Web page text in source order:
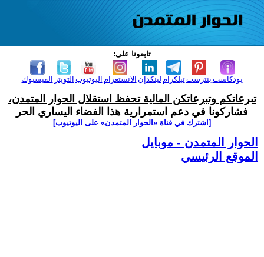
تابعونا على:
الفيسبوك التويتر اليوتيوب الانستغرام لينكدإن تيلكرامبنترست بودكاست
تبرعاتكم وتبرعاتكن المالية تحفظ استقلال الحوار المتمدن،
فشاركونا في دعم استمرارية هذا الفضاء اليساري الحر
[اشترك في قناة ‫«الحوار المتمدن» على اليوتيوب]
الحوار المتمدن - موبايل
الموقع الرئيسي